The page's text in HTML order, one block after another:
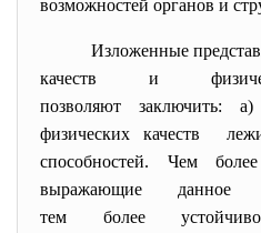
возможностей органов и
Изложенные
качеств и
позволяют заключить:
физических качеств
способностей. Чем
выражающие данное
тем более